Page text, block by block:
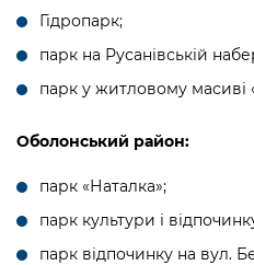
Гідропарк;
парк на Русанівській
парк у житловому масиві
Оболонський район:
парк «Наталка»;
парк культури і
парк відпочинку на вул.